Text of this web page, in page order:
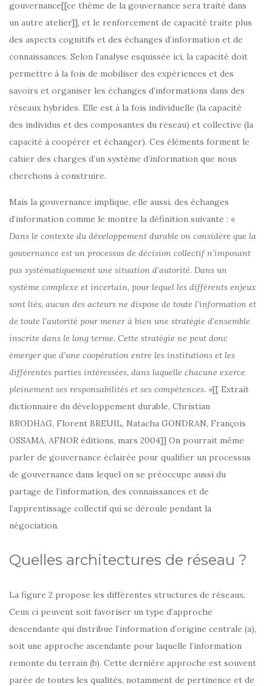
gouvernance[[ce thème de la gouvernance sera traité dans
un autre atelier]], et le renforcement de capacité traite plus
des aspects cognitifs et des échanges d’information et de
connaissances. Selon l’analyse esquissée ici, la capacité doit
permettre à la fois de mobiliser des expériences et des
savoirs et organiser les échanges d’informations dans des
réseaux hybrides. Elle est à la fois individuelle (la capacité
des individus et des composantes du réseau) et collective (la
capacité à coopérer et échanger). Ces éléments forment le
cahier des charges d’un système d’information que nous
cherchons à construire.
Mais la gouvernance implique, elle aussi, des échanges
d’information comme le montre la définition suivante : «
Dans le contexte du développement durable on considère que la
gouvernance est un processus de décision collectif n’imposant
pas systématiquement une situation d’autorité. Dans un
système complexe et incertain, pour lequel les différents enjeux
sont liés, aucun des acteurs ne dispose de toute l’information et
de toute l’autorité pour mener à bien une stratégie d’ensemble
inscrite dans le long terme. Cette stratégie ne peut donc
émerger que d’une coopération entre les institutions et les
différentes parties intéressées, dans laquelle chacune exerce
pleinement ses responsabilités et ses compétences. »[[ Extrait
dictionnaire du développement durable, Christian
BRODHAG, Florent BREUIL, Natacha GONDRAN, François
OSSAMA, AFNOR éditions, mars 2004]] On pourrait même
parler de gouvernance éclairée pour qualifier un processus
de gouvernance dans lequel on se préoccupe aussi du
partage de l’information, des connaissances et de
l’apprentissage collectif qui se déroule pendant la
négociation.
Quelles architectures de réseau ?
La figure 2 propose les différentes structures de réseaux.
Ceux ci peuvent soit favoriser un type d’approche
descendante qui distribue l’information d’origine centrale (a),
soit une approche ascendante pour laquelle l’information
remonte du terrain (b). Cette dernière approche est souvent
parée de toutes les qualités, notamment de pertinence et de